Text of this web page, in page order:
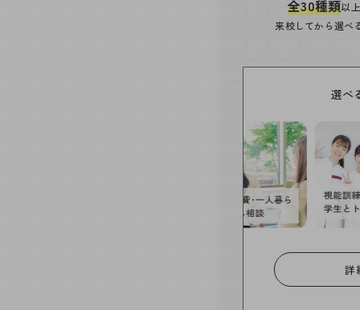
全30種類以
来校してから選べ
選べ
詳